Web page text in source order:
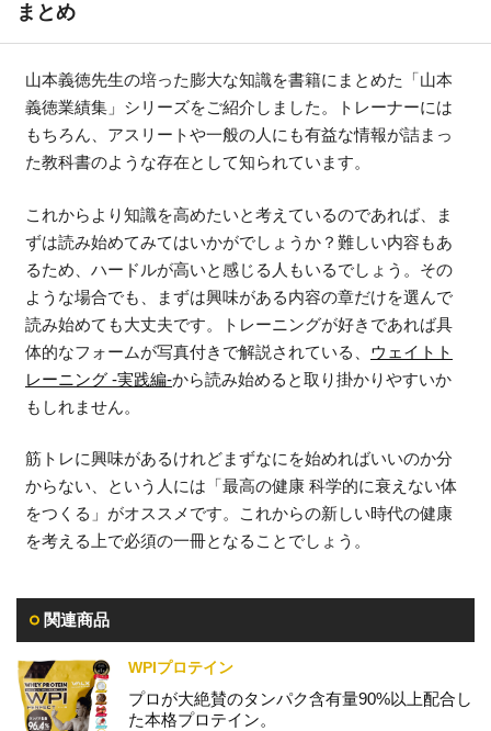
まとめ
山本義徳先生の培った膨大な知識を書籍にまとめた「山本
義徳業績集」シリーズをご紹介しました。トレーナーには
もちろん、アスリートや一般の人にも有益な情報が詰まっ
た教科書のような存在として知られています。
これからより知識を高めたいと考えているのであれば、ま
ずは読み始めてみてはいかがでしょうか？難しい内容もあ
るため、ハードルが高いと感じる人もいるでしょう。その
ような場合でも、まずは興味がある内容の章だけを選んで
読み始めても大丈夫です。トレーニングが好きであれば具
体的なフォームが写真付きで解説されている、 ウェイトト
レーニング -実践編-から読み始めると取り掛かりやすいか
もしれません。
筋トレに興味があるけれどまずなにを始めればいいのか分
からない、という人には「最高の健康 科学的に衰えない体
をつくる」がオススメです。これからの新しい時代の健康
を考える上で必須の一冊となることでしょう。
関連商品
WPIプロテイン
プロが大絶賛のタンパク含有量90%以上配合し
た本格プロテイン。